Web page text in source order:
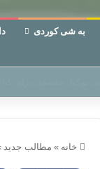
به شی کوردی
خانه » مطالب جدید